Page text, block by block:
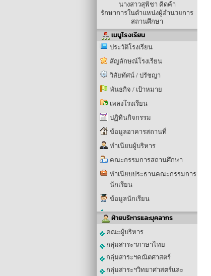
นางสาวสุพิชา คิดค้า
รักษาการในตำแหน่งผู้อำนวยการ
สถานศึกษา
เมนูโรงเรียน
ประวัติโรงเรียน
สัญลักษณ์โรงเรียน
วิสัยทัศน์ / ปรัชญา
พันธกิจ / เป้าหมาย
เพลงโรงเรียน
ปฏิทินกิจกรรม
ข้อมูลอาคารสถานที่
ทำเนียบผู้บริหาร
คณะกรรมการสถานศึกษา
ทำเนียบประธานคณะกรรมการ
นักเรียน
ข้อมูลนักเรียน
ฝ่ายบริหารและบุคลากร
คณะผู้บริหาร
กลุ่มสาระฯภาษาไทย
กลุ่มสาระฯคณิตศาสตร์
กลุ่มสาระฯวิทยาศาสตร์และ